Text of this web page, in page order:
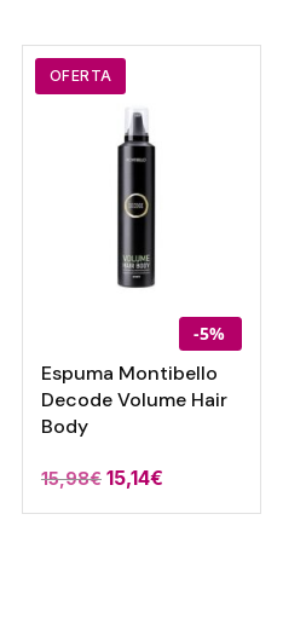
OFERTA
-5%
Espuma Montibello
Decode Volume Hair
Body
15,98€ El
precio
15,14€El
precio